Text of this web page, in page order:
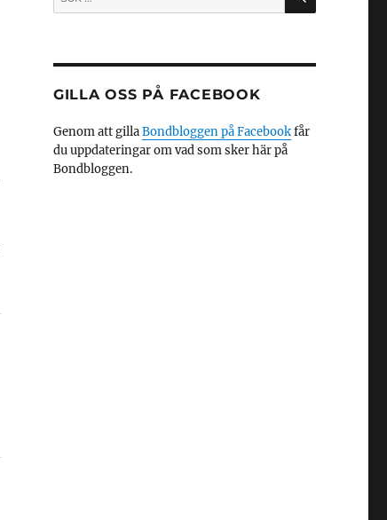
efter:
GILLA OSS PÅ FACEBOOK
Genom att gillaBondbloggen på Facebookfår
du uppdateringar om vad som sker här på
Bondbloggen.